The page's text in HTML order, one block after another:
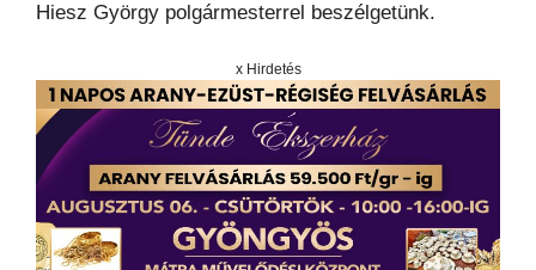
Hiesz György polgármesterrel beszélgetünk.
x Hirdetés